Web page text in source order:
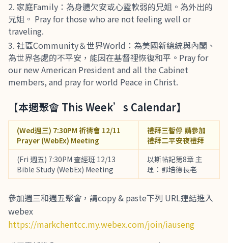
家庭Family：為身體欠安或心靈軟弱的兄姐。為外出的
兄姐。 Pray for those who are not feeling well or
traveling.
社區Community＆世界World：為美國新總統與內閣、
為世界各處的不平安，能因在基督裡恢復和平。Pray for
our new American President and all the Cabinet
members, and pray for world Peace in Christ.
【本週聚會 This Week’s Calendar】
(Wed週三) 7:30PM 祈禱會 12/11
Prayer (WebEx) Meeting
禮拜三暫停 請參加
禮拜二平安夜禮拜
(Fri 週五) 7:30PM 查經班 12/13
Bible Study (WebEx) Meeting
以斯帖記第8章 主
理：鄧培德長老
參加週三和週五聚會，請copy & paste下列 URL連結進入
webex
https://markchentcc.my.webex.com/join/iauseng